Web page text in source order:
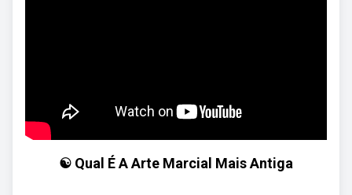
☯️ Qual É A Arte Marcial Mais Antiga